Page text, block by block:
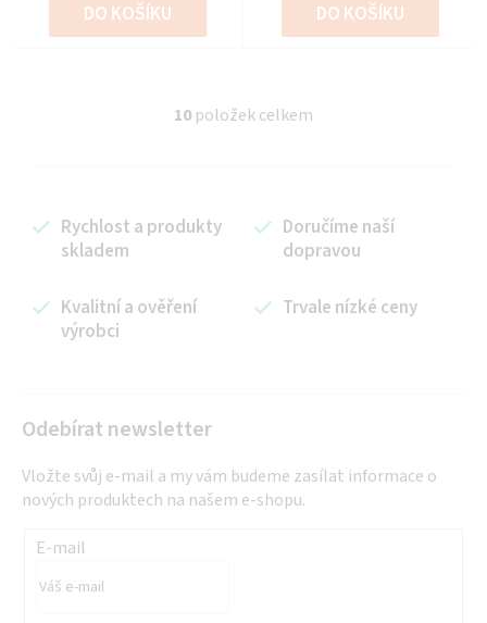
DO KOŠÍKU DO KOŠÍKU
O
v
ý
10 položek celkem
Rychlost a produkty
skladem
Doručíme naší
dopravou
Kvalitní a ověření
výrobci
Trvale nízké ceny
Odebírat newsletter
Vložte svůj e-mail a my vám budeme zasílat informace o
nových produktech na našem e-shopu.
E-mail